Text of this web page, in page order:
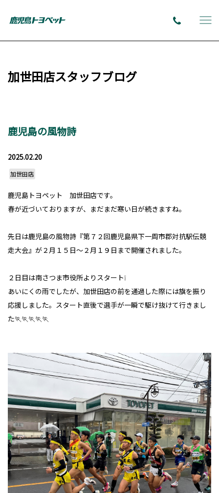
加世田店スタッフブログ
鹿児島の風物詩
2025.02.20
加世田店
鹿児島トヨペット 加世田店です。
春が近づいておりますが、まだまだ寒い日が続きますね。
先日は鹿児島の風物詩『第７２回鹿児島県下一周市郡対抗駅伝競
走大会』が２月１５日～２月１９日まで開催されました。
２日目は南さつま市役所よりスタート❕
あいにくの雨でしたが、加世田店の前を通過した際には旗を振り
応援しました。スタート直後で選手が一瞬で駆け抜けて行きまし
た🏃🏃🏃🏃🏃